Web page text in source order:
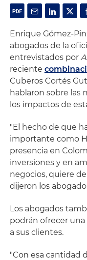
Enrique Gómez-
abogados de la
entrevistados por
reciente
Cuberos Cortés
hablaron sobre las
los impactos de
"El hecho de que
importante como
presencia en
inversiones y en
negocios, quiere
dijeron los
Los abogados
podrán ofrecer
a sus clientes.
"Con esa cantidad